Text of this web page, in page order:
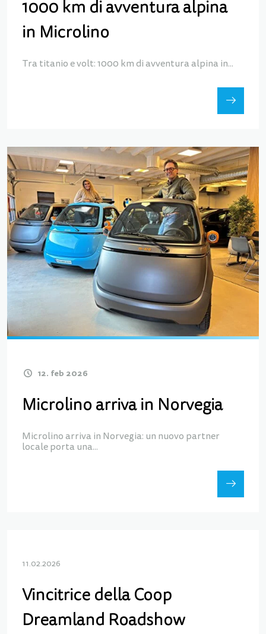
1000 km di avventura alpina
in Microlino
Tra titanio e volt: 1000 km di avventura alpina in...
12. feb 2026
Microlino arriva in Norvegia
Microlino arriva in Norvegia: un nuovo partner
locale porta una...
11.02.2026
Vincitrice della Coop
Dreamland Roadshow